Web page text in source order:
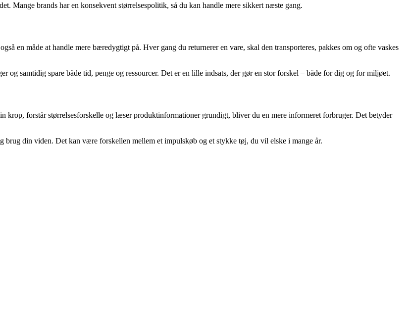
Mange brands har en konsekvent størrelsespolitik, så du kan handle mere sikkert næste gang.
en måde at handle mere bæredygtigt på. Hver gang du returnerer en vare, skal den transporteres, pakkes om og ofte vaskes
og samtidig spare både tid, penge og ressourcer. Det er en lille indsats, der gør en stor forskel – både for dig og for miljøet.
krop, forstår størrelsesforskelle og læser produktinformationer grundigt, bliver du en mere informeret forbruger. Det betyder
din viden. Det kan være forskellen mellem et impulskøb og et stykke tøj, du vil elske i mange år.